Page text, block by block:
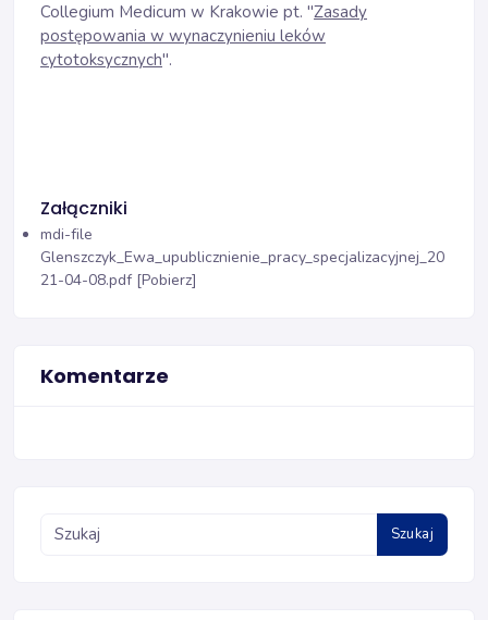
Collegium Medicum w Krakowie pt. "Zasady
postępowania w wynaczynieniu leków
cytotoksycznych".
Załączniki
mdi-file
Glenszczyk_Ewa_upublicznienie_pracy_specjalizacyjnej_20
21-04-08.pdf [Pobierz]
Komentarze
Szukaj